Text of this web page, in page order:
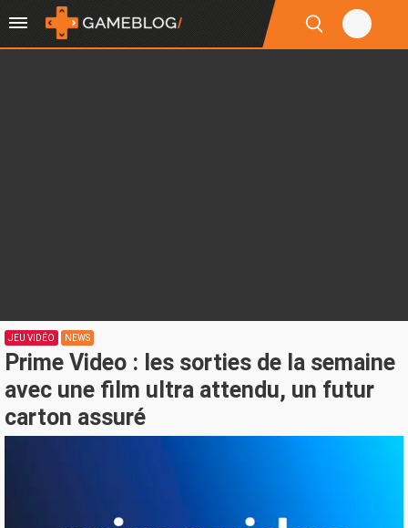
JEU VIDÉO NEWS
Prime Video : les sorties de la semaine
avec une film ultra attendu, un futur
carton assuré